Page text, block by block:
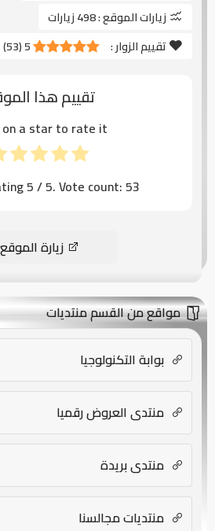
زيارات الموقع :498 زيارات
تقييم الزوار :
5
(
53
)
تقييم هذا
on a star to rate it!
5/ 5. Vote count:53
زيارة الموقع
مواقع من القسم منتديات
بوابة التكنولوجيا
منتدى العروض رقميا
منتدى بريدة
منتديات مجالسنا